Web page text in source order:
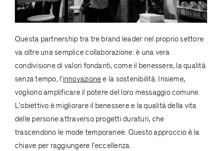
Questa partnership tra tre brand leader nel proprio settore
va oltre una semplice collaborazione: è una vera
condivisione di valori fondanti, come il benessere, la qualità
senza tempo, l'innovazionee la sostenibilità. Insieme,
vogliono amplificare il potere del loro messaggio comune.
L'obiettivo è migliorare il benessere e la qualità della vita
delle persone attraverso progetti duraturi, che
trascendono le mode temporanee. Questo approccio è la
chiave per raggiungere l'eccellenza.